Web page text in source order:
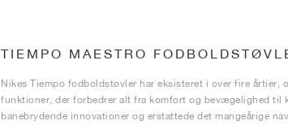
TIEMPO MAESTRO
Nikes Tiempo fodboldstøvler har eksisteret i over fire årtier,
funktioner, der forbedrer alt fra komfort og bevægelighed til
banebrydende innovationer og erstattede det mangeårige